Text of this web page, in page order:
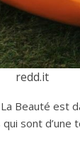
redd.it
Beauté est
sont d’une